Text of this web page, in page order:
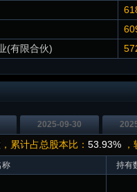
(有限合伙)
2025-09-30
，累计占总股本比： 53.93%
称 持有